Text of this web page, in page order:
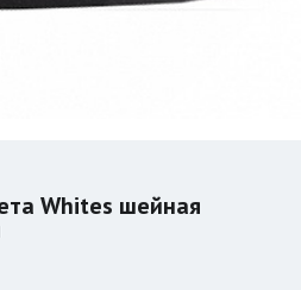
Whites шейная